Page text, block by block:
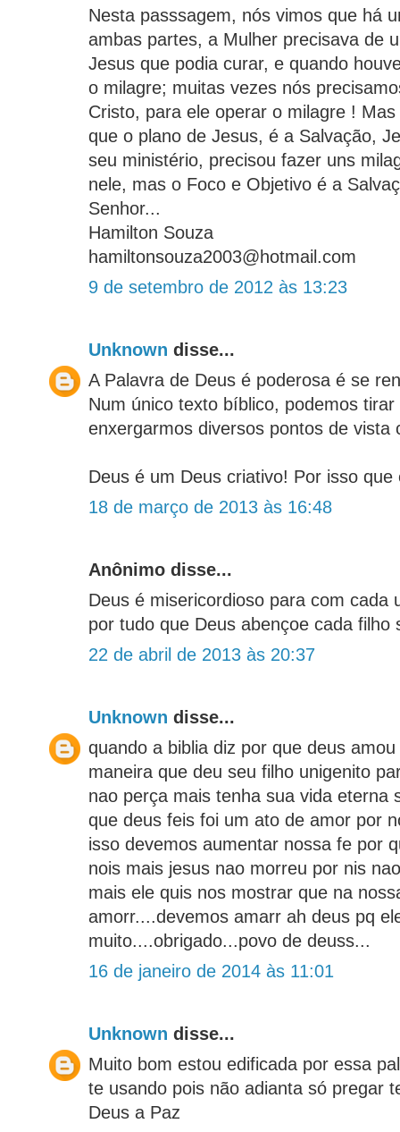
Nesta passsagem, nós vimos que há
ambas partes, a Mulher precisava de
Jesus que podia curar, e quando
o milagre; muitas vezes nós
Cristo, para ele operar o milagre !
que o plano de Jesus, é a Salvação,
seu ministério, precisou fazer uns
nele, mas o Foco e Objetivo é a
Senhor...
Hamilton Souza
hamiltonsouza2003@hotmail.com
9 de setembro de 2012 às 13:23
Unknown disse...
A Palavra de Deus é poderosa é se
Num único texto bíblico, podemos
enxergarmos diversos pontos de vista
Deus é um Deus criativo! Por isso
18 de março de 2013 às 16:48
Anônimo disse...
Deus é misericordioso para com cada
por tudo que Deus abençoe cada filho
22 de abril de 2013 às 20:37
Unknown disse...
quando a biblia diz por que deus
maneira que deu seu filho unigenito
nao perça mais tenha sua vida eterna
que deus feis foi um ato de amor por
isso devemos aumentar nossa fe por
nois mais jesus nao morreu por nis
mais ele quis nos mostrar que na
amorr....devemos amarr ah deus pq
muito....obrigado...povo de deuss...
16 de janeiro de 2014 às 11:01
Unknown disse...
Muito bom estou edificada por essa
te usando pois não adianta só pregar
Deus a Paz